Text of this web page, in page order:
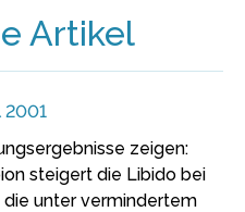
Artikel
2001
zeigen:
steigert die Libido bei
die unter vermindertem